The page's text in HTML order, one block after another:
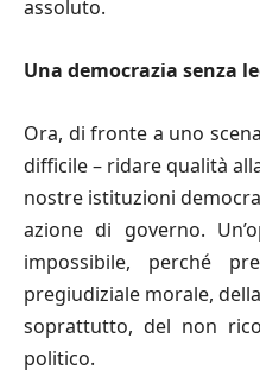
assoluto.
Una democrazia senza
Ora, di fronte a uno
difficile – ridare qualità
nostre istituzioni
azione di governo.
impossibile, perché
pregiudiziale morale,
soprattutto, del non
politico.